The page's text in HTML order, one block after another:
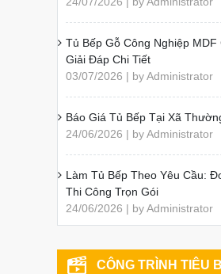
Tủ Bếp Gỗ Công Nghiệp MDF
Giải Đáp Chi Tiết
03/07/2026 | by Administrator
Báo Giá Tủ Bếp Tại Xã
24/06/2026 | by Administrator
Làm Tủ Bếp Theo Yêu Cầu:
Thi Công Trọn Gói
24/06/2026 | by Administrator
CÔNG TRÌNH TIÊU